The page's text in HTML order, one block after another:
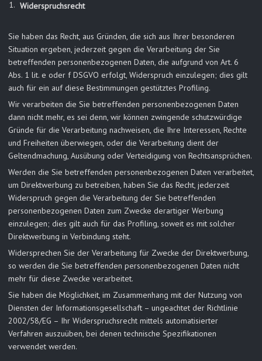
Widerspruchsrecht
Sie haben das Recht, aus Gründen, die sich aus Ihrer besonderen
Situation ergeben, jederzeit gegen die Verarbeitung der Sie
betreffenden personenbezogenen Daten, die aufgrund von Art. 6
Abs. 1 lit. e oder f DSGVO erfolgt, Widerspruch einzulegen; dies gilt
auch für ein auf diese Bestimmungen gestütztes Profiling.
Wir verarbeiten die Sie betreffenden personenbezogenen Daten
dann nicht mehr, es sei denn, wir können zwingende schutzwürdige
Gründe für die Verarbeitung nachweisen, die Ihre Interessen, Rechte
und Freiheiten überwiegen, oder die Verarbeitung dient der
Geltendmachung, Ausübung oder Verteidigung von Rechtsansprüchen.
Werden die Sie betreffenden personenbezogenen Daten verarbeitet,
um Direktwerbung zu betreiben, haben Sie das Recht, jederzeit
Widerspruch gegen die Verarbeitung der Sie betreffenden
personenbezogenen Daten zum Zwecke derartiger Werbung
einzulegen; dies gilt auch für das Profiling, soweit es mit solcher
Direktwerbung in Verbindung steht.
Widersprechen Sie der Verarbeitung für Zwecke der Direktwerbung,
so werden die Sie betreffenden personenbezogenen Daten nicht
mehr für diese Zwecke verarbeitet.
Sie haben die Möglichkeit, im Zusammenhang mit der Nutzung von
Diensten der Informationsgesellschaft – ungeachtet der Richtlinie
2002/58/EG – Ihr Widerspruchsrecht mittels automatisierter
Verfahren auszuüben, bei denen technische Spezifikationen
verwendet werden.